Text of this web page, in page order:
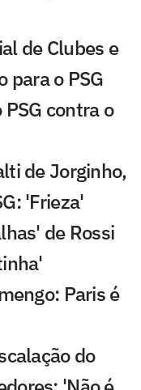
de Clubes e
para o PSG
contra o
de Jorginho,
'Frieza'
de Rossi
Paris é
do